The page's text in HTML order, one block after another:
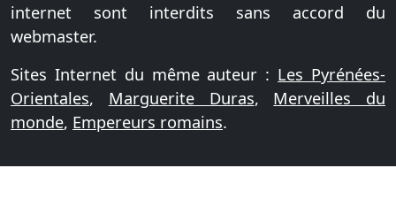
internet sont interdits sans accord du
webmaster.
Sites Internet du même auteur : Les Pyrénées-
Orientales, Marguerite Duras, Merveilles du
monde, Empereurs romains.